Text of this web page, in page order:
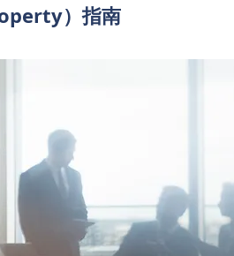
）指南